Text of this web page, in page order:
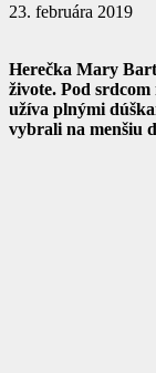
23. februára 2019
Herečka Mary
živote. Pod
užíva plnými
vybrali na menšiu